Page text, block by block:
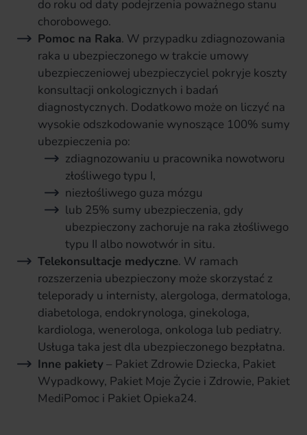
do roku od daty podejrzenia poważnego stanu
chorobowego.
Pomoc na Raka. W przypadku zdiagnozowania
raka u ubezpieczonego w trakcie umowy
ubezpieczeniowej ubezpieczyciel pokryje koszty
konsultacji onkologicznych i badań
diagnostycznych. Dodatkowo może on liczyć na
wysokie odszkodowanie wynoszące 100% sumy
ubezpieczenia po:
zdiagnozowaniu u pracownika nowotworu
złośliwego typu I,
niezłośliwego guza mózgu
lub 25% sumy ubezpieczenia, gdy
ubezpieczony zachoruje na raka złośliwego
typu II albo nowotwór in situ.
Telekonsultacje medyczne. W ramach
rozszerzenia ubezpieczony może skorzystać z
teleporady u internisty, alergologa, dermatologa,
diabetologa, endokrynologa, ginekologa,
kardiologa, wenerologa, onkologa lub pediatry.
Usługa taka jest dla ubezpieczonego bezpłatna.
Inne pakiety– Pakiet Zdrowie Dziecka, Pakiet
Wypadkowy, Pakiet Moje Życie i Zdrowie, Pakiet
MediPomoc i Pakiet Opieka24.